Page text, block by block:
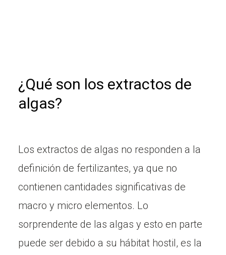
¿Qué son los extractos de
algas?
Los extractos de algas no responden a la
definición de fertilizantes, ya que no
contienen cantidades significativas de
macro y micro elementos. Lo
sorprendente de las algas y esto en parte
puede ser debido a su hábitat hostil, es la